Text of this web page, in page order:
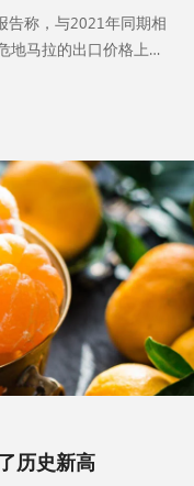
告称，与2021年同期相
地马拉的出口价格上
历史新高